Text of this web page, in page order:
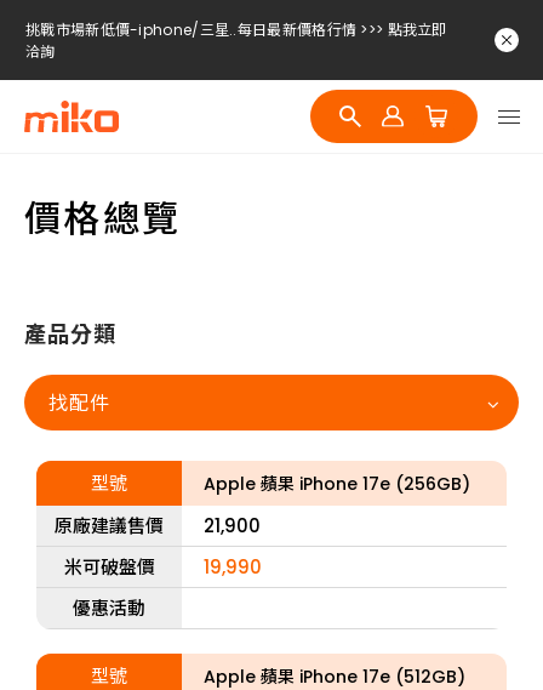
挑戰市場新低價-iphone/三星..每日最新價格行情 >>> 點我立即
洽詢
挑戰市場新低價-iphone/三星..每日最新價格行情 >>> 點我立即
洽詢
挑戰市場新低價-iphone/三星..每日最新價格行情 >>> 點我立即
挑戰市場新低價-iphone/三星..每日最新價格行情 >>> 點我立即
洽詢
價格總覽
產品分類
找配件
型號 Apple 蘋果 iPhone 17e (256GB)
原廠建議售價
21,900
米可破盤價
19,990
優惠活動
型號 Apple 蘋果 iPhone 17e (512GB)